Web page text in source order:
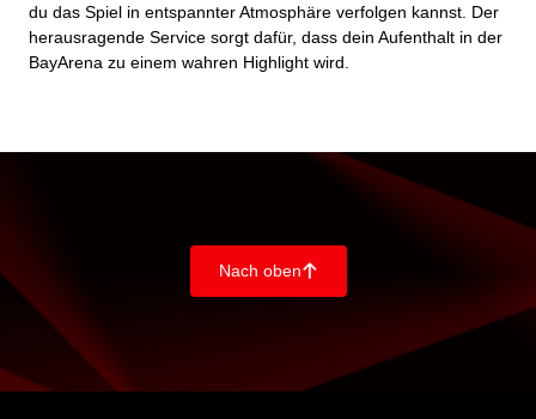
du das Spiel in entspannter Atmosphäre verfolgen kannst. Der
herausragende Service sorgt dafür, dass dein Aufenthalt in der
BayArena zu einem wahren Highlight wird.
Nach oben􀄨